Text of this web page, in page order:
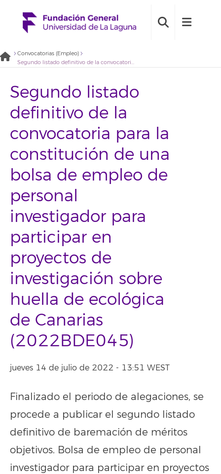
Convocatorias (Empleo)
Segundo listado definitivo de la convocatoria para la constitución de una bolsa de empleo de personal investigador para participar en proyectos de investigación sobre huella de ecológica de Canarias (2022BDE045)
Segundo listado
definitivo de la
convocatoria para la
constitución de una
bolsa de empleo de
personal
investigador para
participar en
proyectos de
investigación sobre
huella de ecológica
de Canarias
(2022BDE045)
jueves 14 de julio de 2022 - 13:51 WEST
Finalizado el periodo de alegaciones, se
procede a publicar el segundo listado
definitivo de baremación de méritos
objetivos. Bolsa de empleo de personal
investigador para participar en proyectos